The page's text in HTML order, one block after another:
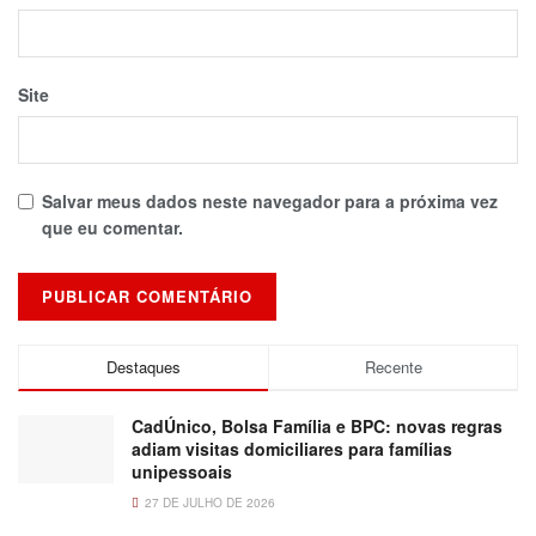
Site
Salvar meus dados neste navegador para a próxima vez
que eu comentar.
Destaques Recente
CadÚnico, Bolsa Família e BPC: novas regras
adiam visitas domiciliares para famílias
unipessoais
27 DE JULHO DE 2026